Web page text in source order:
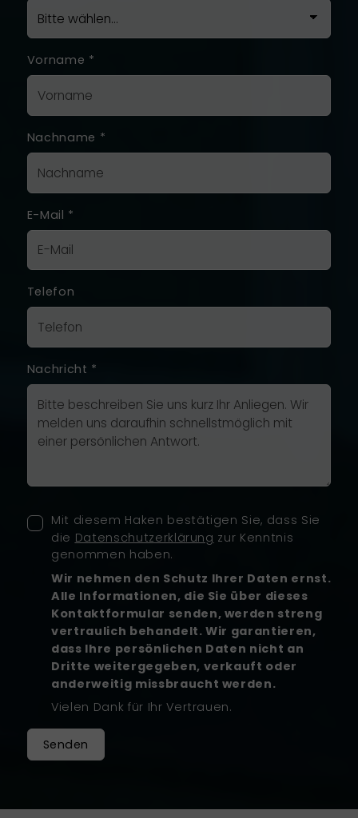
Vorname *
Nachname *
E-Mail *
Telefon
Nachricht *
Mit diesem Haken bestätigen Sie, dass Sie
die Datenschutzerklärung zur Kenntnis
genommen haben.
Wir nehmen den Schutz Ihrer Daten ernst.
Alle Informationen, die Sie über dieses
Kontaktformular senden, werden streng
vertraulich behandelt. Wir garantieren,
dass Ihre persönlichen Daten nicht an
Dritte weitergegeben, verkauft oder
anderweitig missbraucht werden.
Vielen Dank für Ihr Vertrauen.
Senden